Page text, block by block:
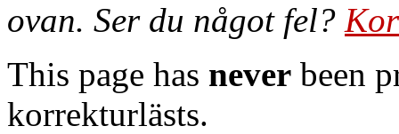
ovan. Ser du något fel?
This page has never been
korrekturlästs.